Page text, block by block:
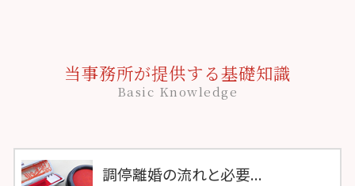
当事務所が提供する基礎知識
Basic Knowledge
調停離婚の流れと必要...